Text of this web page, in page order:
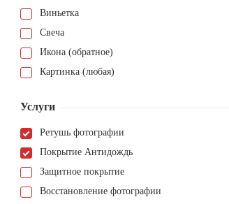
Виньетка
Свеча
Икона (обратное)
Картинка (любая)
Услуги
Ретушь фотографии
Покрытие Антидождь
Защитное покрытие
Восстановление фотографии